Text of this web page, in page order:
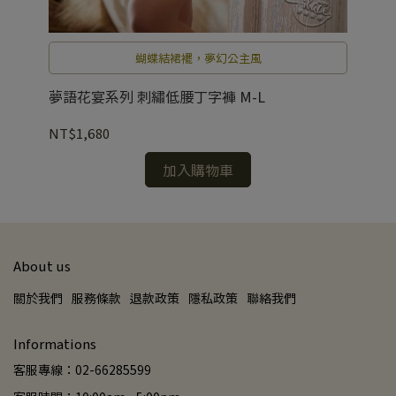
蝴蝶結裙襬，夢幻公主風
夢語花宴系列 刺繡低腰丁字褲 M-L
NT$1,680
加入購物車
About us
關於我們 服務條款 退款政策 隱私政策 聯絡我們
Informations
客服專線：02-66285599